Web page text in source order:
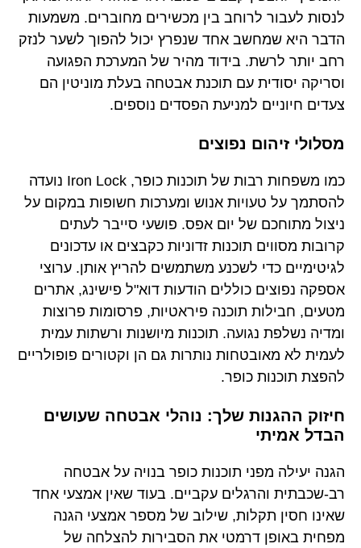
לנסות לעבור לרוחב בין מכשירים מחוברים. משמעות
הדבר היא שמחשב אחד שנפרץ יכול להפוך לשער לנזק
רחב יותר לרשת. בידוד מהיר של המערכת הפגועה
וסריקה יסודית עם תוכנת אבטחה בעלת מוניטין הם
צעדים חיוניים למניעת הפסדים נוספים.
מסלולי זיהום נפוצים
כמו משפחות רבות של תוכנות כופר, Iron Lock נועדה
להסתמך על טעויות אנוש ומערכות חשופות במקום על
ניצול מתוחכם של יום אפס. פושעי סייבר לעתים
קרובות מסווים תוכנות זדוניות כקבצים או עדכונים
לגיטימיים כדי לשכנע משתמשים להריץ אותן. ערוצי
אספקה נפוצים כוללים הודעות דוא"ל פישינג, אתרים
מטעים, חבילות תוכנה פיראטיות, פרסומות פרוצות
ומדיה נשלפת נגועה. תוכנות מיושנות ורשתות עמית
לעמית לא מאובטחות נותרות גם הן וקטורים פופולריים
להפצת תוכנות כופר.
חיזוק ההגנות שלך: נוהלי אבטחה שעושים
הבדל אמיתי
הגנה יעילה מפני תוכנות כופר בנויה על אבטחה
רב-שכבתית והרגלים עקביים. בעוד שאין אמצעי אחד
שאינו חסין תקלות, שילוב של מספר אמצעי הגנה
מפחית באופן דרמטי את הסבירות להצלחה של